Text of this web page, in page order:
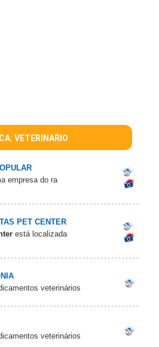
VETERINARIO
empresa do ra
PET CENTER
está localizada
veterinários
veterinários